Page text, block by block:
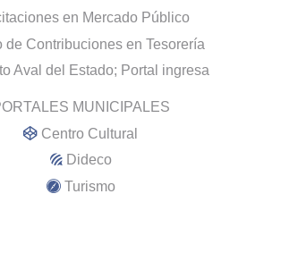
en Mercado Público
de Contribuciones en Tesorería
Aval del Estado; Portal ingresa
MUNICIPALES
Centro Cultural
Dideco
Turismo